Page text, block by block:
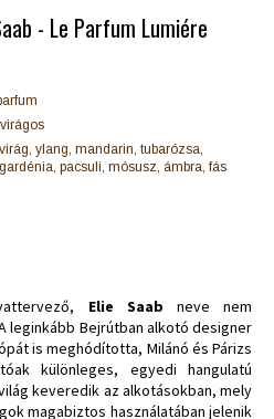
- Le Parfum Lumiére
ylang, mandarin, tubarózsa,
pacsuli, mósusz, ámbra, fás
Elie Saab neve nem
leginkább Bejrútban alkotó designer
is meghódította, Milánó és Párizs
különleges, egyedi hangulatú
keveredik az alkotásokban, mely
magabiztos használatában jelenik